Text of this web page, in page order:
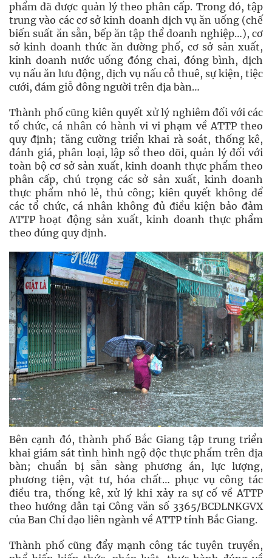
phẩm đã được quản lý theo phân cấp. Trong đó, tập
trung vào các cơ sở kinh doanh dịch vụ ăn uống (chế
biến suất ăn sẵn, bếp ăn tập thể doanh nghiệp…), cơ
sở kinh doanh thức ăn đường phố, cơ sở sản xuất,
kinh doanh nước uống đóng chai, đóng bình, dịch
vụ nấu ăn lưu động, dịch vụ nấu cỗ thuê, sự kiện, tiệc
cưới, đám giỗ đông người trên địa bàn…
Thành phố cũng kiên quyết xử lý nghiêm đối với các
tổ chức, cá nhân có hành vi vi phạm về ATTP theo
quy định; tăng cường triển khai rà soát, thống kê,
đánh giá, phân loại, lập sổ theo dõi, quản lý đối với
toàn bộ cơ sở sản xuất, kinh doanh thực phẩm theo
phân cấp, chú trọng các sở sản xuất, kinh doanh
thực phẩm nhỏ lẻ, thủ công; kiên quyết không để
các tổ chức, cá nhân không đủ điều kiện bảo đảm
ATTP hoạt động sản xuất, kinh doanh thực phẩm
theo đúng quy định.
Bên cạnh đó, thành phố Bắc Giang tập trung triển
khai giám sát tình hình ngộ độc thực phẩm trên địa
bàn; chuẩn bị sẵn sàng phương án, lực lượng,
phương tiện, vật tư, hóa chất… phục vụ công tác
điều tra, thống kê, xử lý khi xảy ra sự cố về ATTP
theo hướng dẫn tại Công văn số 3365/BCĐLNKGVX
của Ban Chỉ đạo liên ngành về ATTP tỉnh Bắc Giang.
Thành phố cũng đẩy mạnh công tác tuyên truyền,